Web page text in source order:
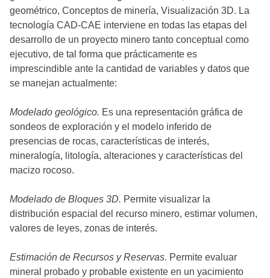
geométrico, Conceptos de minería, Visualización 3D. La
tecnología CAD-CAE interviene en todas las etapas del
desarrollo de un proyecto minero tanto conceptual como
ejecutivo, de tal forma que prácticamente es
imprescindible ante la cantidad de variables y datos que
se manejan actualmente:
Modelado geológico. Es una representación gráfica de
sondeos de exploración y el modelo inferido de
presencias de rocas, características de interés,
mineralogía, litología, alteraciones y características del
macizo rocoso.
Modelado de Bloques 3D. Permite visualizar la
distribución espacial del recurso minero, estimar volumen,
valores de leyes, zonas de interés.
Estimación de Recursos y Reservas. Permite evaluar
mineral probado y probable existente en un yacimiento